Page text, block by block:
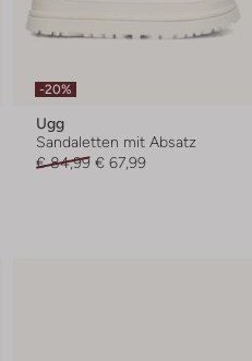
-20%
Ugg
Sandaletten mit Absatz
€ 84,99 € 67,99